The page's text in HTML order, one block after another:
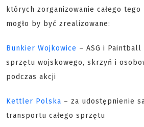
których zorganizowanie całego
mogło by być zrealizowane:
Bunkier Wojkowice – ASG i
sprzętu wojskowego, skrzyń i
podczas akcji
Kettler Polska – za udostępnienie
transportu całego sprzętu